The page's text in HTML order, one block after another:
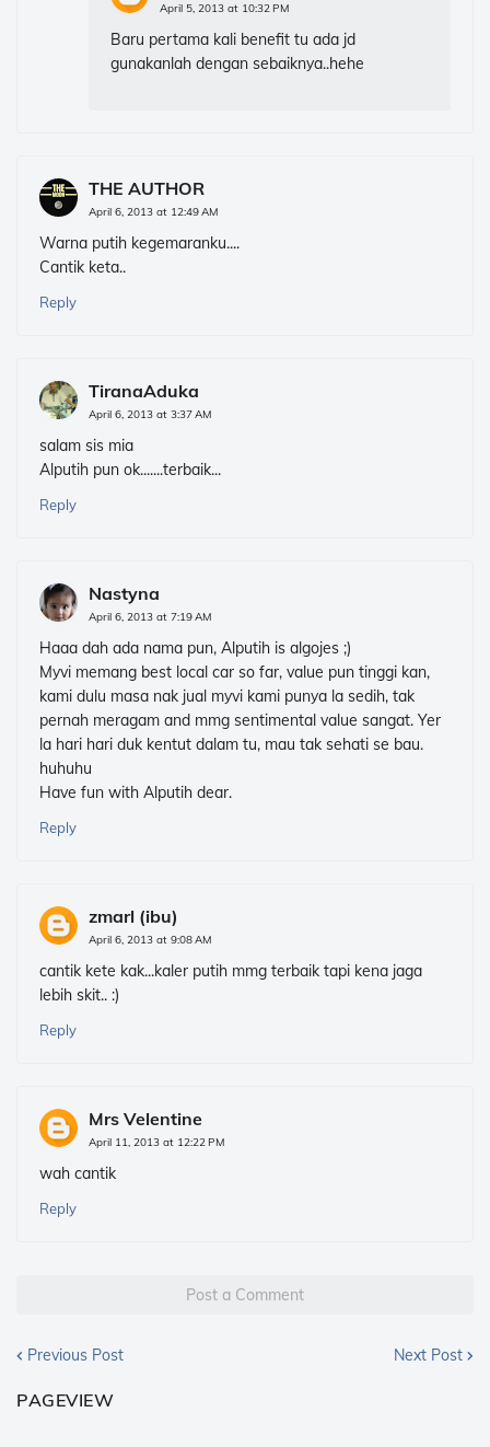
April 5, 2013 at 10:32 PM
Baru pertama kali benefit tu ada jd
gunakanlah dengan sebaiknya..hehe
THE AUTHOR
April 6, 2013 at 12:49 AM
Warna putih kegemaranku....
Cantik keta..
Reply
TiranaAduka
April 6, 2013 at 3:37 AM
salam sis mia
Alputih pun ok.......terbaik...
Reply
Nastyna
April 6, 2013 at 7:19 AM
Haaa dah ada nama pun, Alputih is algojes ;)
Myvi memang best local car so far, value pun tinggi kan,
kami dulu masa nak jual myvi kami punya la sedih, tak
pernah meragam and mmg sentimental value sangat. Yer
la hari hari duk kentut dalam tu, mau tak sehati se bau.
huhuhu
Have fun with Alputih dear.
Reply
zmarl (ibu)
April 6, 2013 at 9:08 AM
cantik kete kak...kaler putih mmg terbaik tapi kena jaga
lebih skit.. :)
Reply
Mrs Velentine
April 11, 2013 at 12:22 PM
wah cantik
Reply
Post a Comment
Previous Post Next Post
PAGEVIEW